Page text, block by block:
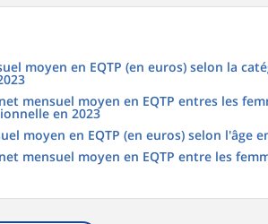
moyen en EQTP (en euros) selon la
mensuel moyen en EQTP entres les
en 2023
moyen en EQTP (en euros) selon l'âge
mensuel moyen en EQTP entre les